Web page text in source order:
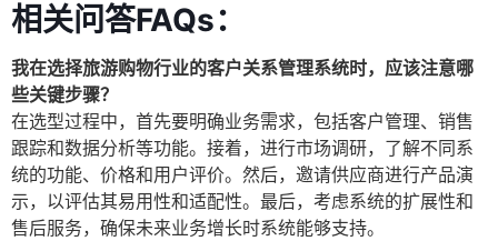
相关问答FAQs：
我在选择旅游购物行业的客户关系管理系统时，应该注意哪
些关键步骤？
在选型过程中，首先要明确业务需求，包括客户管理、销售
跟踪和数据分析等功能。接着，进行市场调研，了解不同系
统的功能、价格和用户评价。然后，邀请供应商进行产品演
示，以评估其易用性和适配性。最后，考虑系统的扩展性和
售后服务，确保未来业务增长时系统能够支持。